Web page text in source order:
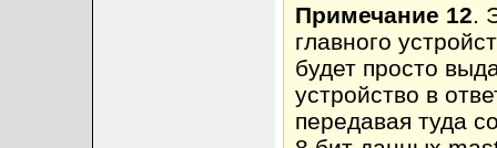
Примечание 12.
главного
будет просто
устройство в
передавая туда